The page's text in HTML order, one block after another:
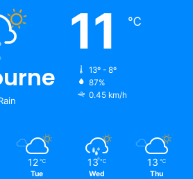
11 ℃
13º - 8º
87%
0.45 km/h
12 ℃
Tue
13 ℃
Wed
13 ℃
Thu